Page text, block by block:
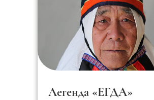
Легенда «ЕГДА»